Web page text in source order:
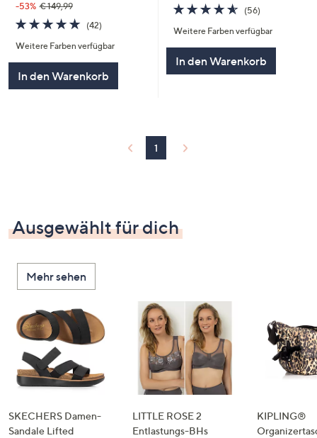
-53% € 149,99
4.7
von
5
(42)42
Weitere Farben verfügbar
In den Warenkorb
4.6
von
5
(56)56
Weitere Farben verfügbar
In den Warenkorb
1
Ausgewählt für dich
Mehr sehen
SKECHERS Damen-
Sandale Lifted
LITTLE ROSE 2
Entlastungs-BHs
KIPLING®